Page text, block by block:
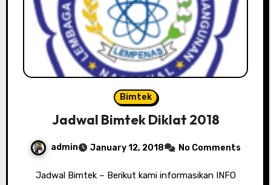
Bimtek
Jadwal Bimtek Diklat 2018
admin January 12, 2018 No Comments
Jadwal Bimtek – Berikut kami informasikan INFO